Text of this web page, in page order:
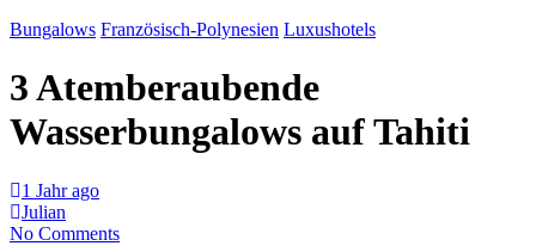
Bungalows Französisch-Polynesien Luxushotels
3 Atemberaubende
Wasserbungalows auf Tahiti
1 Jahr ago
Julian
No Comments